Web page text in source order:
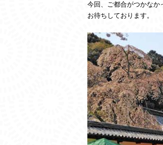
今回、ご都合がつかなか
お待ちしております。